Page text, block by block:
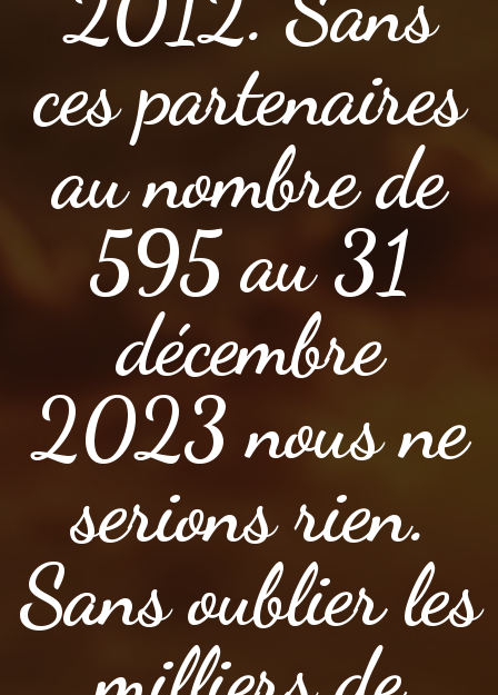
ces partenaires
au nombre de
595 au 31
décembre
2023 nous ne
serions rien.
Sans oublier les